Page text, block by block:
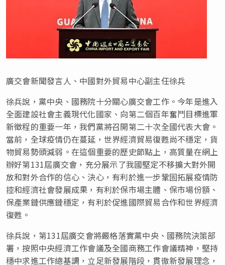
廣交會新聞發言人、中國對外貿易中心副主任徐兵
徐兵說，黨中央、國務院十分關心廣交會工作。今年是進入
全面建設社會主義現代化國家、向第二個百年奮鬥目標進軍
新徵程的重要一年，我們黨將召開第二十次全國代表大會。
當前，全球疫情仍在蔓延，世界經濟貿易復甦尚不穩定，貨
物貿易勢頭減弱。在這個重要的歷史節點上，高質量在網上
辦好第131屆廣交會，充分展示了我國堅定不移擴大對外開
放和對外合作的信心、決心，有利於進一步鞏固拓展疫情防
控和經濟社會發展成果，有利於保市場主體、保市場份額、
保產業鏈供應鏈穩定，有利於促進國際貿易合作和世界經濟
復甦。
徐兵說，第131屆廣交會將嚴格落實黨中央、國務院決策部
署，按照中央經濟工作會議及全國商務工作會議精神，堅持
穩中求進工作總基調，立足新發展階段，貫徹新發展理念，